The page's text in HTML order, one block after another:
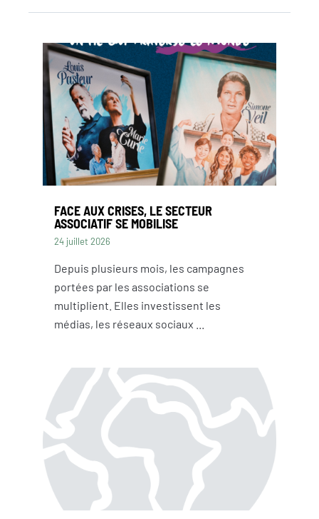
FACE AUX CRISES, LE SECTEUR
ASSOCIATIF SE MOBILISE
24 juillet 2026
Depuis plusieurs mois, les campagnes
portées par les associations se
multiplient. Elles investissent les
médias, les réseaux sociaux ...